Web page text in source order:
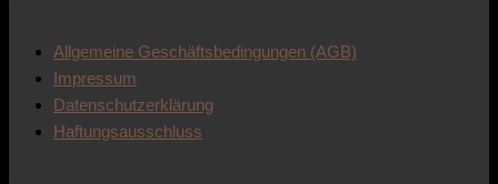
Allgemeine Geschäftsbedingungen (AGB)
Impressum
Datenschutzerklärung
Haftungsausschluss